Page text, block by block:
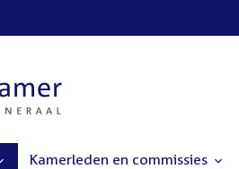
Kamerleden en commissies